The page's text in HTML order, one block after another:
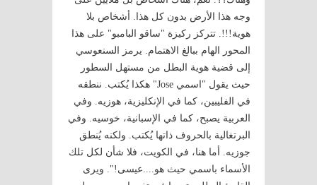
وجه هذا الأرض بدون كل هذا. أشخاص بلا
هوية!!!. تتركز ركيزة "ساقو البامبو" على هذا
المحور الهام ببالغ الاهتمام. يرمز السنعوسي
إلى قضية هوية البطل من مستهل السطور
حيث يقول "اسمي Jose" هكذا يُكتب. ننطقه
في الفليبين، كما في الإنكليزية، هوزيه. وفي
العربية يصبح، كما في الإسبانية، خوسيه. وفي
البرتغالية بالحروف ذاتها يُكتب. ولكنه يُنطق
جوزيه. أما هنا، في الكويت، فلا شأن لكل تلك
الأسماء باسمي حيث هو....عيسى!". ويرى